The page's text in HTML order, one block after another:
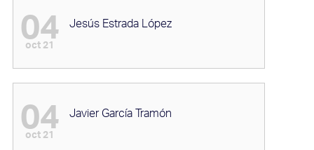
04
oct 21
Jesús Estrada López
04
oct 21
Javier García Tramón